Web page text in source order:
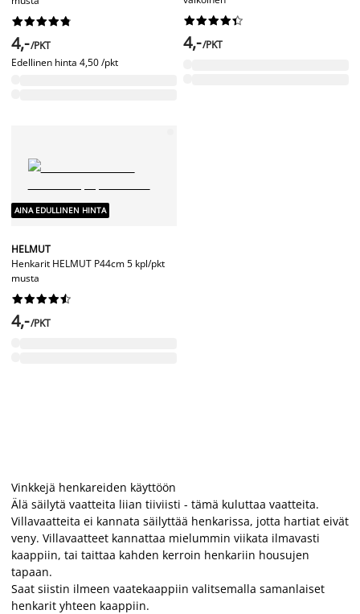






4,-/PKT
Edellinen hinta 4,50 /pkt






4,-/PKT
AINA EDULLINEN HINTA
HELMUT
Henkarit HELMUT P44cm 5 kpl/pkt
musta






4,-/PKT
Vinkkejä henkareiden käyttöön
Älä säilytä vaatteita liian tiiviisti - tämä kuluttaa vaatteita.
Villavaatteita ei kannata säilyttää henkarissa, jotta hartiat eivät
veny. Villavaatteet kannattaa mielummin viikata ilmavasti
kaappiin, tai taittaa kahden kerroin henkariin housujen
tapaan.
Saat siistin ilmeen vaatekaappiin valitsemalla samanlaiset
henkarit yhteen kaappiin.